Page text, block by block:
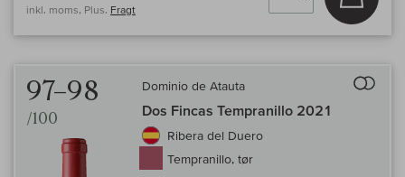
inkl. moms, Plus. Fragt
97–98
/100
Dominio de Atauta
Dos Fincas Tempranillo 2021
Ribera del Duero
Tempranillo, tør